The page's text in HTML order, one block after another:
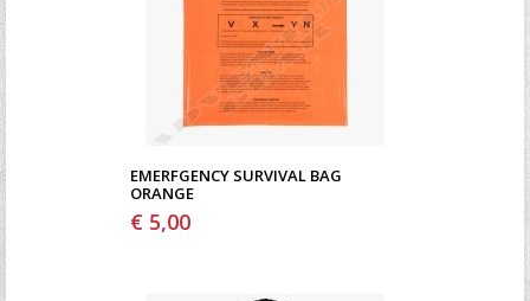
EMERFGENCY SURVIVAL BAG
ORANGE
€ 5,00